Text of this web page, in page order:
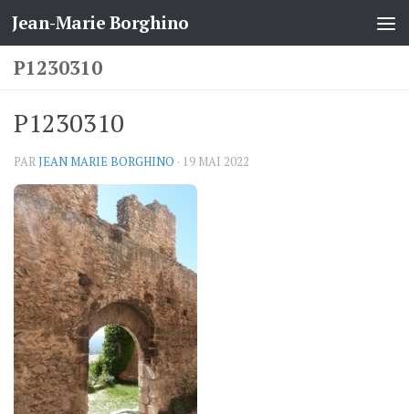
Skip to content
Jean-Marie Borghino
P1230310
P1230310
PARJEAN MARIE BORGHINO · 19 MAI 2022